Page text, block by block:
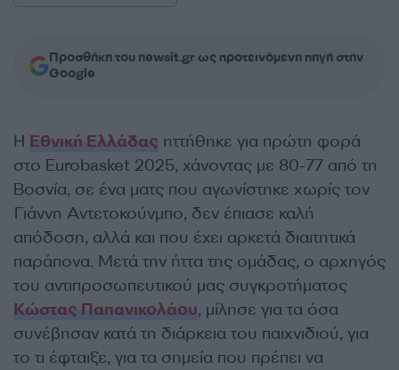
Προσθήκη του newsit.gr ως προτεινόμενη πηγή στην
Google
Η Εθνική Ελλάδας ηττήθηκε για πρώτη φορά
στο Eurobasket 2025, χάνοντας με 80-77 από τη
Βοσνία, σε ένα ματς που αγωνίστηκε χωρίς τον
Γιάννη Αντετοκούνμπο, δεν έπιασε καλή
απόδοση, αλλά και που έχει αρκετά διαιτητικά
παράπονα. Μετά την ήττα της ομάδας, ο αρχηγός
του αντιπροσωπευτικού μας συγκροτήματος
Κώστας Παπανικολάου, μίλησε για τα όσα
συνέβησαν κατά τη διάρκεια του παιχνιδιού, για
το τι έφταιξε, για τα σημεία που πρέπει να